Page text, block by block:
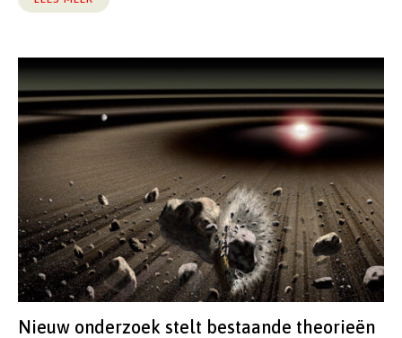
Nieuw onderzoek stelt bestaande theorieën